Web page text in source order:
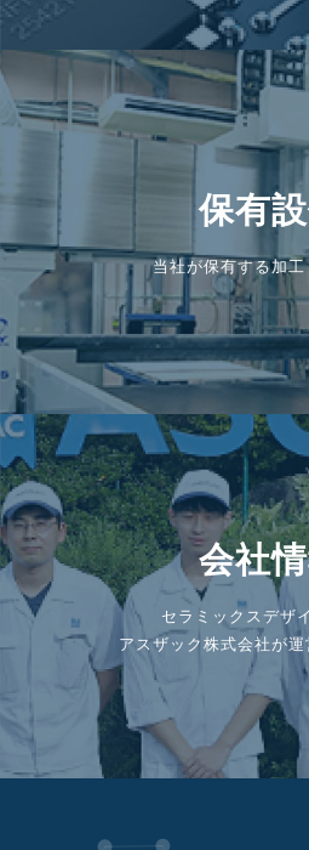
保有
当社が保有する加
会社
セラミックスデザ
アスザック株式会社が